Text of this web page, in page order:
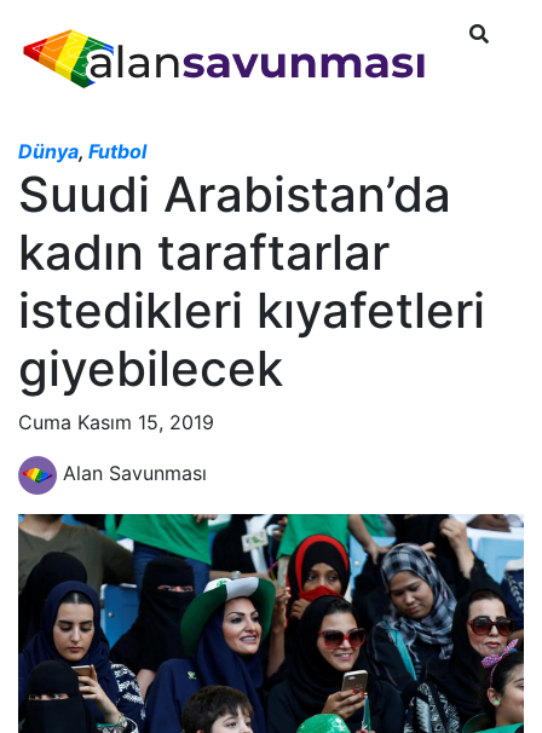
Dünya, Futbol
Suudi Arabistan’da
kadın taraftarlar
istedikleri kıyafetleri
giyebilecek
Cuma Kasım 15, 2019
Alan Savunması